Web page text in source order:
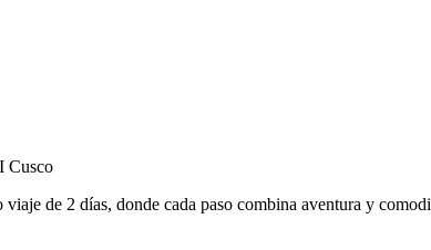
Cusco
de 2 días, donde cada paso combina aventura y